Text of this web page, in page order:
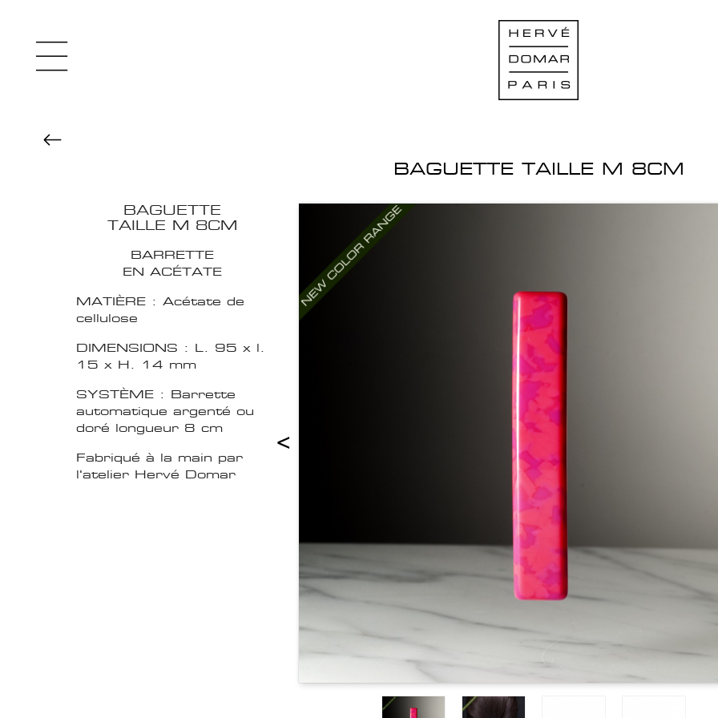
BAGUETTE TAILLE M 8CM
BAGUETTE
TAILLE M 8CM
BARRETTE
EN ACÉTATE
MATIÈRE : Acétate de
cellulose
DIMENSIONS : L. 95 x l.
15 x H. 14 mm
SYSTÈME : Barrette
automatique argenté ou
doré longueur 8 cm
Fabriqué à la main par
l'atelier Hervé Domar
<